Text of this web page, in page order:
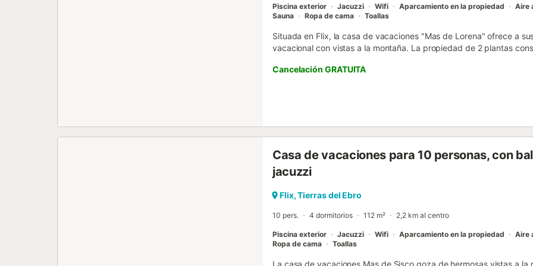
Piscina exterior Jacuzzi Wifi Aparcamiento en la propiedad Aire
Sauna
Ropa de cama Toallas
Situada en Flix, la casa de vacaciones "Mas de Lorena" ofrece a
vacacional con vistas a la montaña. La propiedad de 2 plantas
servicios y comodidades adicionales incluyen Wi-Fi de alta
televisión y aire acondicionado. También hay un gimnasio y una
vacaciones dispone de una zona exterior privada con terraza
espacio exterior compartido con piscina vallada, bañera de
y ducha exterior. Entre los destinos recomendados se encuentran
familias con niños. Se admite una mascota (máximo 8 kg) (por un
que respeten las horas de silencio durante su estancia (no se
está permitido fumar en esta propiedad. Hay disponible una
El desayuno está disponible bajo petición (de pago). Los
Cancelación GRATUITA
Casa de vacaciones para 10 personas, con
jacuzzi
Flix, Tierras del Ebro
10 pers. 4 dormitorios 112 m² 2,2 km al centro
Piscina exterior Jacuzzi Wifi Aparcamiento en la propiedad Aire
Ropa de cama
Toallas
La casa de vacaciones Mas de Sisco goza de hermosas vistas a la